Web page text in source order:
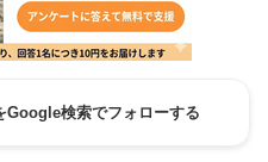
Google検索でフォローする